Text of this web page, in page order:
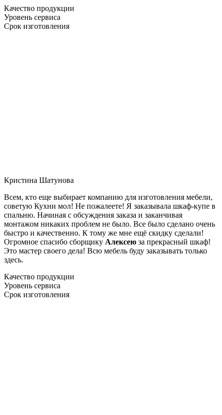
Качество продукции
Уровень сервиса
Срок изготовления
Кристина Шатунова
Всем, кто еще выбирает компанию для изготовления мебели,
советую Кухни мол! Не пожалеете! Я заказывала шкаф-купе в
спальню. Начиная с обсуждения заказа и заканчивая
монтажом никаких проблем не было. Все было сделано очень
быстро и качественно. К тому же мне ещё скидку сделали!
Огромное спасибо сборщику Алексею за прекрасный шкаф!
Это мастер своего дела! Всю мебель буду заказывать только
здесь.
Качество продукции
Уровень сервиса
Срок изготовления